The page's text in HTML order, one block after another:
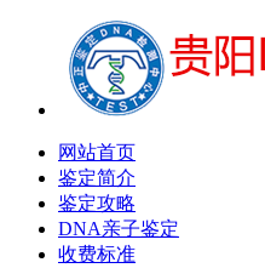
网站首页
鉴定简介
鉴定攻略
DNA亲子鉴定
收费标准